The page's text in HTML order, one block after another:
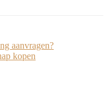
aanvragen?
kopen